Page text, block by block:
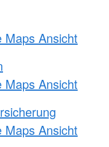
Maps Ansicht
Maps Ansicht
Maps Ansicht